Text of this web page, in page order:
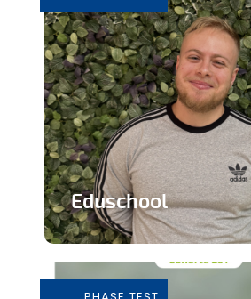
En savoir plus
Eduschool
de professeurs en secondaire